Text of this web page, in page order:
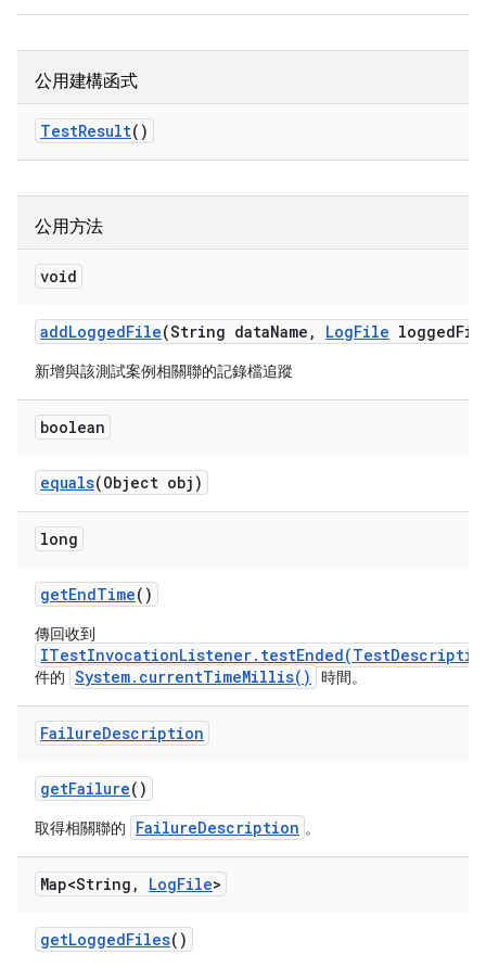
公用建構函式
TestResult()
公用方法
void
addLoggedFile(String dataName , LogFile logged
新增與該測試案例相關聯的記錄檔追蹤
boolean
equals(Object obj)
long
getEndTime()
傳回收到
件的 System.currentTimeMillis() 時間。
FailureDescription
getFailure()
取得相關聯的 FailureDescription 。
Map<String , LogFile>
getLoggedFiles()